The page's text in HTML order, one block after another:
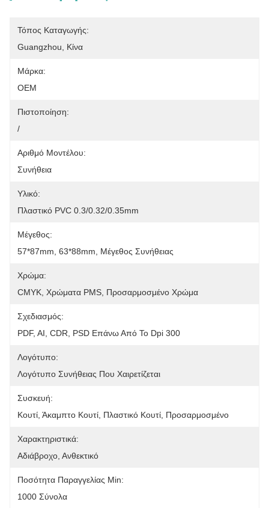
Τόπος Καταγωγής:
Guangzhou, Κίνα
Μάρκα:
OEM
Πιστοποίηση:
/
Αριθμό Μοντέλου:
Συνήθεια
Υλικό:
Πλαστικό PVC 0.3/0.32/0.35mm
Μέγεθος:
57*87mm, 63*88mm, Μέγεθος Συνήθειας
Χρώμα:
CMYK, Χρώματα PMS, Προσαρμοσμένο Χρώμα
Σχεδιασμός:
PDF, AI, CDR, PSD Επάνω Από Το Dpi 300
Λογότυπο:
Λογότυπο Συνήθειας Που Χαιρετίζεται
Συσκευή:
Κουτί, Άκαμπτο Κουτί, Πλαστικό Κουτί, Προσαρμοσμένο
Χαρακτηριστικά:
Αδιάβροχο, Ανθεκτικό
Ποσότητα Παραγγελίας Min:
1000 Σύνολα